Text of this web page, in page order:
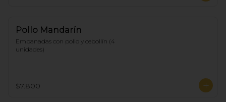
Pollo Mandarín
Empanadas con pollo y cebollín (4
unidades)
$7.800